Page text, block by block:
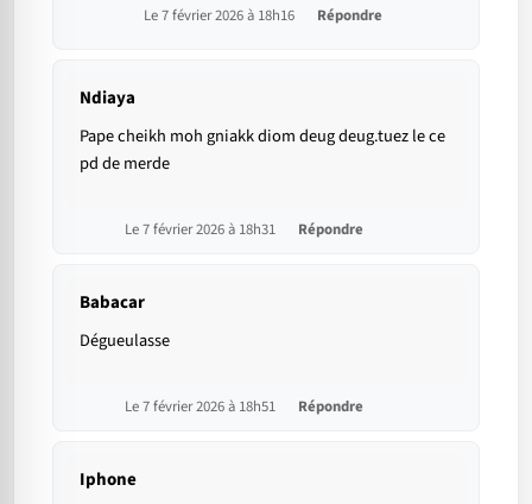
Le 7 février 2026 à 18h16 Répondre
Ndiaya
Pape cheikh moh gniakk diom deug deug.tuez le ce
pd de merde
Le 7 février 2026 à 18h31 Répondre
Babacar
Dégueulasse
Le 7 février 2026 à 18h51 Répondre
Iphone